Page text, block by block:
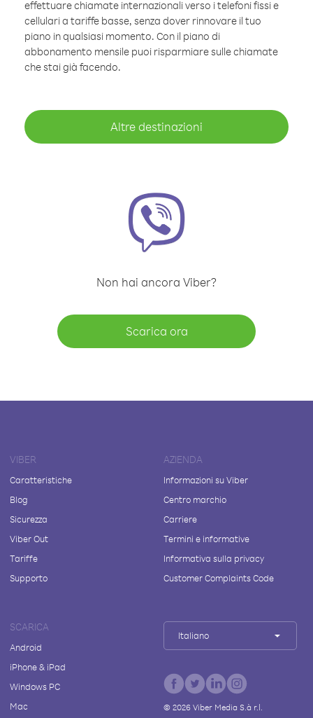
effettuare chiamate internazionali verso i telefoni fissi e
cellulari a tariffe basse, senza dover rinnovare il tuo
piano in qualsiasi momento. Con il piano di
abbonamento mensile puoi risparmiare sulle chiamate
che stai già facendo.
Altre destinazioni
Non hai ancora Viber?
Scarica ora
VIBER
Caratteristiche
Blog
Sicurezza
Viber Out
Tariffe
Supporto
AZIENDA
Informazioni su Viber
Centro marchio
Carriere
Termini e informative
Informativa sulla privacy
Customer Complaints Code
SCARICA
Android
iPhone & iPad
Windows PC
Mac
Italiano
© 2026Viber Media S.à r.l.